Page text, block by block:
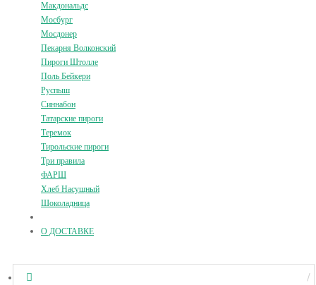
Макдональдс
Мосбург
Мосдонер
Пекарня Волконский
Пироги Штолле
Поль Бейкери
Руспыш
Синнабон
Татарские пироги
Теремок
Тирольские пироги
Три правила
ФАРШ
Хлеб Насущный
Шоколадница
О ДОСТАВКЕ